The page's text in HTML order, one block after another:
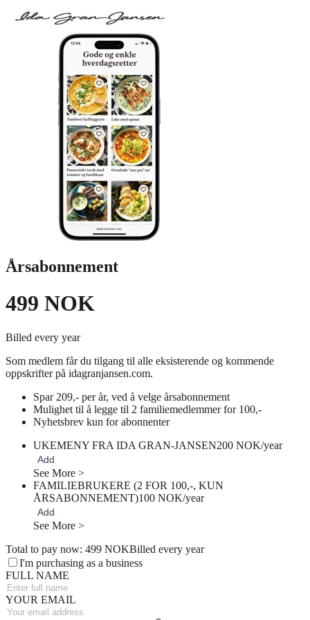
Årsabonnement
499 NOK
Billed every year
Som medlem får du tilgang til alle eksisterende og kommende
oppskrifter på idagranjansen.com.
Spar 209,- per år, ved å velge årsabonnement
Mulighet til å legge til 2 familiemedlemmer for 100,-
Nyhetsbrev kun for abonnenter
UKEMENY FRA IDA GRAN-JANSEN200 NOK/year
Add
See More >
FAMILIEBRUKERE (2 FOR 100,-, KUN
ÅRSABONNEMENT)100 NOK/year
Add
See More >
Total to pay now: 499 NOKBilled every year
I'm purchasing as a business
FULL NAME
YOUR EMAIL